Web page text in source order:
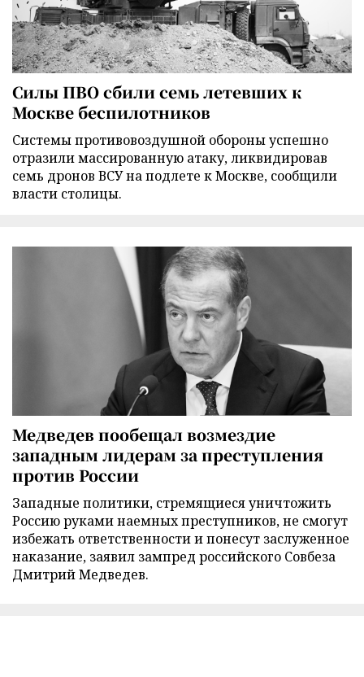
Силы ПВО сбили семь летевших к
Москве беспилотников
Cистемы противовоздушной обороны успешно
отразили массированную атаку, ликвидировав
семь дронов ВСУ на подлете к Москве, сообщили
власти столицы.
Медведев пообещал возмездие
западным лидерам за преступления
против России
Западные политики, стремящиеся уничтожить
Россию руками наемных преступников, не смогут
избежать ответственности и понесут заслуженное
наказание, заявил зампред российского Совбеза
Дмитрий Медведев.